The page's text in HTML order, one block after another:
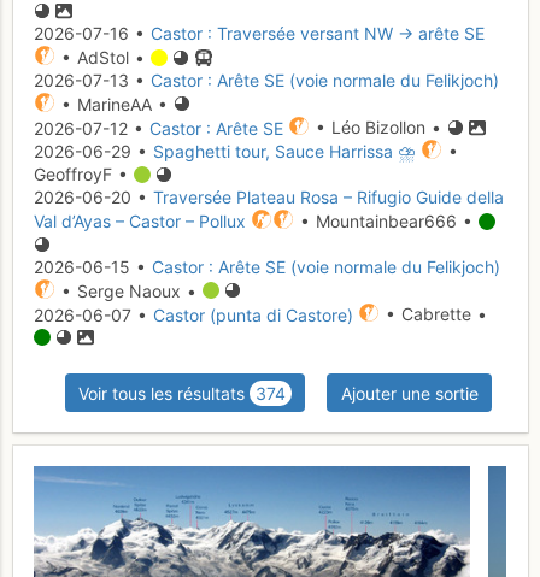
2026-07-16 • Castor : Traversée versant NW → arête SE
• AdStol •
2026-07-13 • Castor : Arête SE (voie normale du Felikjoch)
• MarineAA •
2026-07-12 • Castor : Arête SE
• Léo Bizollon •
2026-06-29 • Spaghetti tour, Sauce Harrissa ⛈️
•
GeoffroyF •
2026-06-20 • Traversée Plateau Rosa – Rifugio Guide della
Val d’Ayas – Castor – Pollux
• Mountainbear666 •
2026-06-15 • Castor : Arête SE (voie normale du Felikjoch)
• Serge Naoux •
2026-06-07 • Castor (punta di Castore) • Cabrette •
Voir tous les résultats 374 Ajouter une sortie